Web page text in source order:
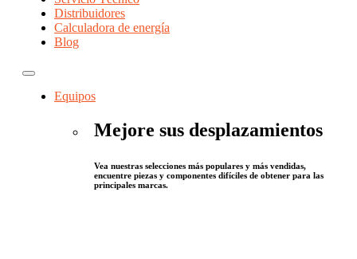
Distribuidores
Calculadora de energía
Blog
Equipos
Mejore sus desplazamientos
Vea nuestras selecciones más populares y más vendidas,
encuentre piezas y componentes difíciles de obtener para las
principales marcas.